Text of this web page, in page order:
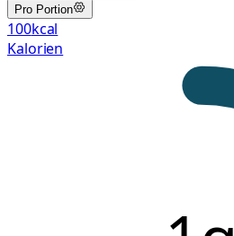
Pro Portion
100kcal
Kalorien